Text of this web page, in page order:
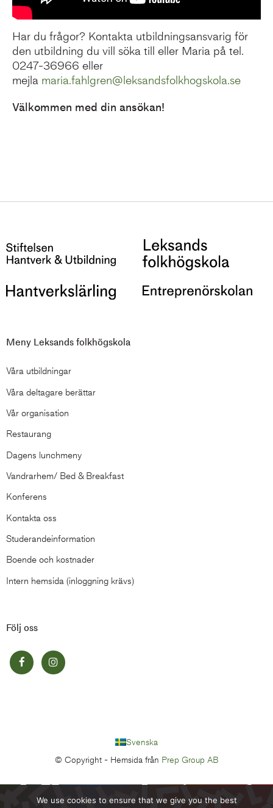
Har du frågor? Kontakta utbildningsansvarig för
den utbildning du vill söka till eller Maria på tel.
0247-36966 eller
mejla maria.fahlgren@leksandsfolkhogskola.se
Välkommen med din ansökan!
Meny Leksands folkhögskola
Våra utbildningar
Våra deltagare berättar
Vår organisation
Restaurang
Dagens lunchmeny
Vandrarhem/ Bed & Breakfast
Konferens
Kontakta oss
Studerandeinformation
Boende och kostnader
Intern hemsida (inloggning krävs)
Följ oss
Svenska
© Copyright - Hemsida från Prep Group AB
We use cookies to ensure that we give you the best